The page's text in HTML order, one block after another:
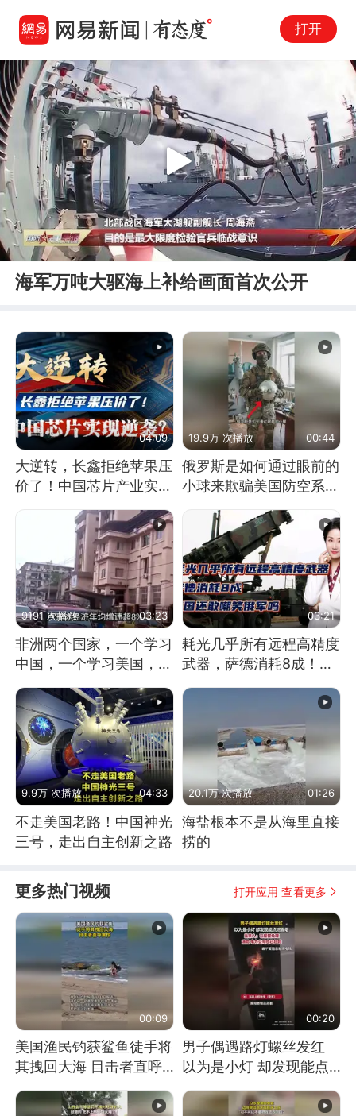
打开
00:00 01:39
Play
海军万吨大驱海上补给画面首次公开
04:09
大逆转，长鑫拒绝苹果压
价了！中国芯片产业实现
怎样的逆袭？
19.9万 次播放 00:44
俄罗斯是如何通过眼前的
小球来欺骗美国防空系统
9191 次播放 03:23
非洲两个国家，一个学习
中国，一个学习美国，结
03:21
耗光几乎所有远程高精度
武器，萨德消耗8成！美
9.9万 次播放 04:33
不走美国老路！中国神光
三号，走出自主创新之路
20.1万 次播放 01:26
海盐根本不是从海里直接
捞的
更多热门视频 打开应用 查看更多
00:09
美国渔民钓获鲨鱼徒手将
其拽回大海 目击者直呼
震惊 （视频来源：参考
消息）
00:20
男子偶遇路灯螺丝发红
以为是小灯 却发现能点
燃香烟 当事人：已报警
处理